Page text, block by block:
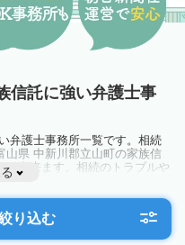
信託に強い弁護士事
弁護士事務所一覧です。相続
山県 中新川郡立山町の家族信
出来ます。相続のトラブルや
に相談してみましょう。
り込む